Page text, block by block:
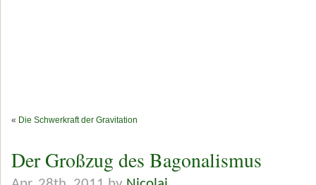
« Die Schwerkraft der Gravitation
Der Großzug des Bagonalismus